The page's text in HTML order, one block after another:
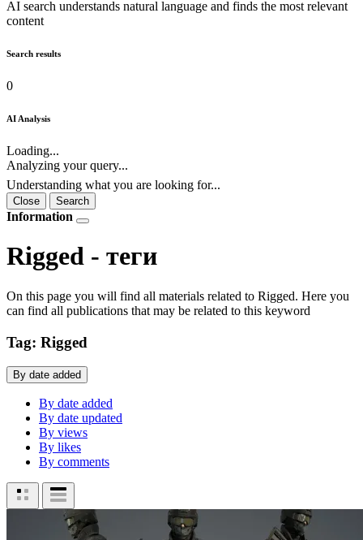
AI search understands natural language and finds the most relevant
content
Search results
0
AI Analysis
Loading...
Analyzing your query...
Understanding what you are looking for...
Close Search
Information
Rigged - теги
On this page you will find all materials related to Rigged. Here you
can find all publications that may be related to this keyword
Tag: Rigged
By date added
By date added
By date updated
By views
By likes
By comments